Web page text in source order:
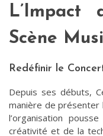
Scène
Redéfinir le
Depuis ses débuts,
manière de présenter
l’organisation
créativité et de la